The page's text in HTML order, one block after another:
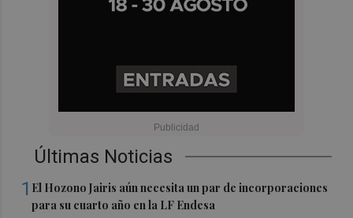
Últimas Noticias
1 El Hozono Jairis aún necesita un par de incorporaciones
para su cuarto año en la LF Endesa